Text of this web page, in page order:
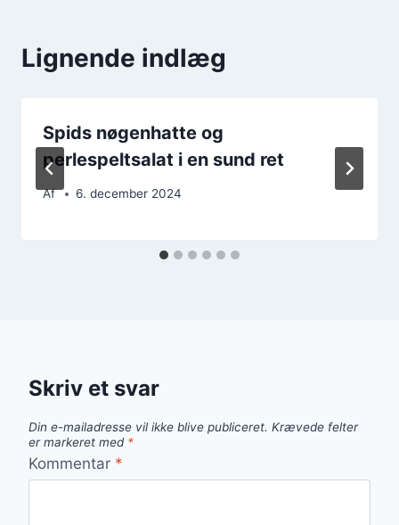
Lignende indlæg
Spids nøgenhatte og
perlespeltsalat i en sund ret
Af 6. december 2024
Skriv et svar
Din e-mailadresse vil ikke blive publiceret. Krævede felter
er markeret med *
Kommentar *